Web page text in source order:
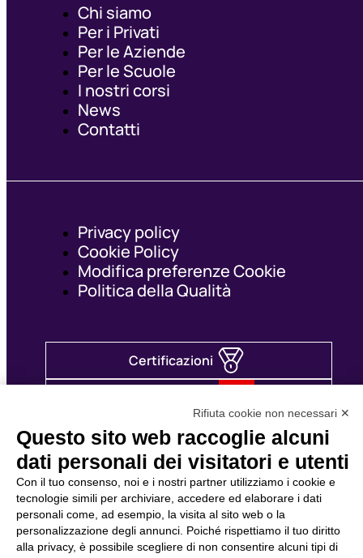
Chi siamo
Per i Privati
Per le Aziende
Per le Scuole
I nostri corsi
News
Contatti
Privacy policy
Cookie Policy
Modifica preferenze Cookie
Politica della Qualità
Certificazioni
synergie-italia.it
Rifiuta cookie non necessari ✕
Questo sito web raccoglie alcuni
dati personali dei visitatori e utenti
Con il tuo consenso, noi e i nostri partner utilizziamo i cookie e
tecnologie simili per archiviare, accedere ed elaborare i dati
personali come, ad esempio, la visita al sito web o la
personalizzazione degli annunci. Poiché rispettiamo il tuo diritto
alla privacy, è possibile scegliere di non consentire alcuni tipi di